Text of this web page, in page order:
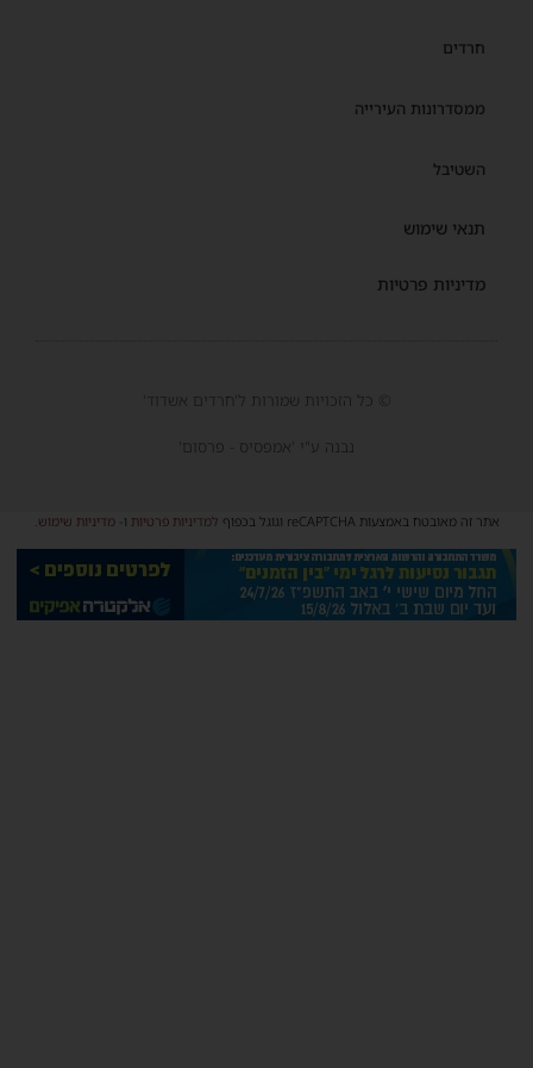
חרדים
ממסדרונות העירייה
השטיבל
תנאי שימוש
מדיניות פרטיות
© כל הזכויות שמורות ל'חרדים אשדוד'
נבנה ע"י 'אמפסיס - פרסום'
אתר זה מאובטח באמצעות reCAPTCHA וגוגל בכפוף למדיניות פרטיותו-מדיניות שימוש.